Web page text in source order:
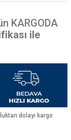
KARGODA
ile
dolayı kargo